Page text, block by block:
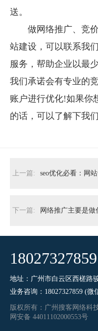
送。
做网络推广、竞价
站建设，可以联系我
服务，帮助企业以最
我们承诺会有专业的
账户进行优化!如果你
的话，可以了解下我
上一篇: seo优化必看：网
下一篇: 网络推广主要是做
18027327859
地址：广州市白云区西槎路
业务咨询： 18027327859 (微
版权所有：广州搜客网络科
网安备 44011102000553号